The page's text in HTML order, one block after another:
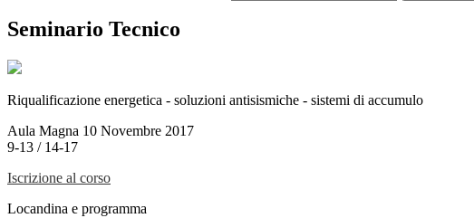
Seminario Tecnico
Riqualificazione energetica - soluzioni antisismiche - sistemi di accumulo
Aula Magna 10 Novembre 2017
9-13 / 14-17
Iscrizione al corso
Locandina e programma